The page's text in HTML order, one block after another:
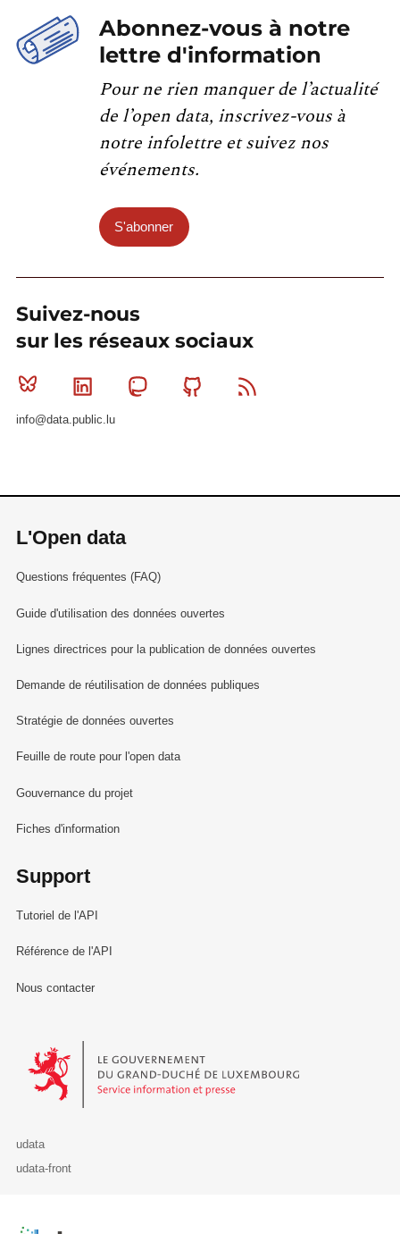
Abonnez-vous à notre
lettre d'information
Pour ne rien manquer de l’actualité
de l’open data, inscrivez-vous à
notre infolettre et suivez nos
événements.
S'abonner
Suivez-nous
sur les réseaux sociaux
Bluesky Linkedin MastodonGithub
info@data.public.lu
L'Open data
Questions fréquentes (FAQ)
Guide d'utilisation des données ouvertes
Lignes directrices pour la publication de données ouvertes
Demande de réutilisation de données publiques
Stratégie de données ouvertes
Feuille de route pour l'open data
Gouvernance du projet
Fiches d'information
Support
Tutoriel de l'API
Référence de l'API
Nous contacter
Le Gouvernement du Grand-Duché de Luxembourg - Service
udata
udata-front